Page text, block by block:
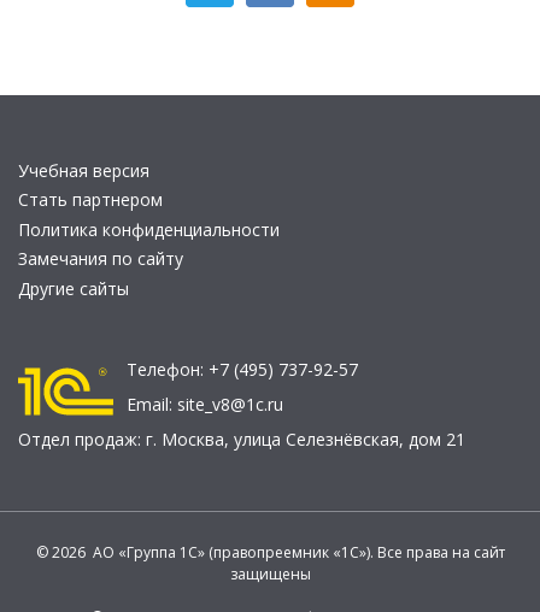
Учебная версия
Стать партнером
Политика конфиденциальности
Замечания по сайту
Другие сайты
Телефон: +7 (495) 737-92-57
Email: site_v8@1c.ru
Отдел продаж: г. Москва, улица Селезнёвская, дом 21
© 2026 АО «Группа 1С» (правопреемник «1С»). Все права на сайт
защищены